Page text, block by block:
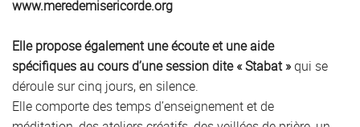
www.meredemisericorde.org
Elle propose également une écoute et une aide
spécifiques au cours d’une session dite « Stabat »qui se
déroule sur cinq jours, en silence.
Elle comporte des temps d’enseignement et de